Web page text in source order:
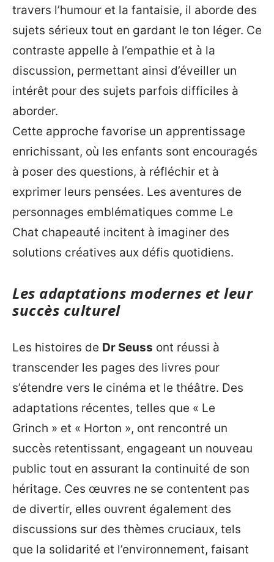
travers l’humour et la fantaisie, il aborde des
sujets sérieux tout en gardant le ton léger. Ce
contraste appelle à l’empathie et à la
discussion, permettant ainsi d’éveiller un
intérêt pour des sujets parfois difficiles à
aborder.
Cette approche favorise un apprentissage
enrichissant, où les enfants sont encouragés
à poser des questions, à réfléchir et à
exprimer leurs pensées. Les aventures de
personnages emblématiques comme Le
Chat chapeauté incitent à imaginer des
solutions créatives aux défis quotidiens.
Les adaptations modernes et leur
succès culturel
Les histoires de Dr Seuss ont réussi à
transcender les pages des livres pour
s’étendre vers le cinéma et le théâtre. Des
adaptations récentes, telles que « Le
Grinch » et « Horton », ont rencontré un
succès retentissant, engageant un nouveau
public tout en assurant la continuité de son
héritage. Ces œuvres ne se contentent pas
de divertir, elles ouvrent également des
discussions sur des thèmes cruciaux, tels
que la solidarité et l’environnement, faisant